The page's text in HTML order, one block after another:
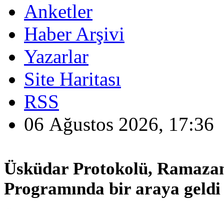
Anketler
Haber Arşivi
Yazarlar
Site Haritası
RSS
06 Ağustos 2026, 17:36
Üsküdar Protokolü,
Programında bir araya geldi